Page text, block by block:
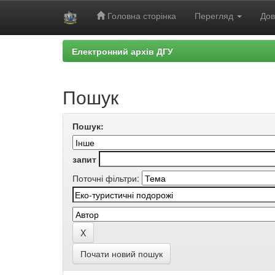
Головна сторінка Перегляд
Електронний архів ДГУ
Пошук
Пошук:
запит
Поточні фільтри:
Почати новий пошук